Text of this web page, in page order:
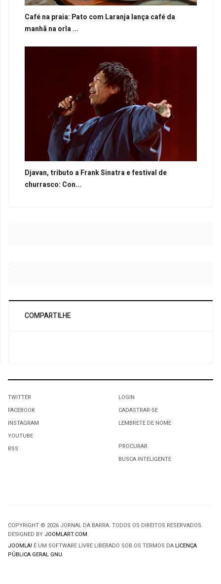
Café na praia: Pato com Laranja lança café da
manhã na orla ...
Djavan, tributo a Frank Sinatra e festival de
churrasco: Con...
COMPARTILHE
TWITTER
FACEBOOK
INSTAGRAM
YOUTUBE
RSS
LOGIN
CADASTRAR-SE
LEMBRETE DE NOME
PROCURAR
BUSCA INTELIGENTE
COPYRIGHT © 2026 JORNAL DA BARRA. TODOS OS DIREITOS RESERVADOS.
DESIGNED BY JOOMLART.COM.
JOOMLA! É UM SOFTWARE LIVRE LIBERADO SOB OS TERMOS DA LICENÇA
PÚBLICA GERAL GNU.